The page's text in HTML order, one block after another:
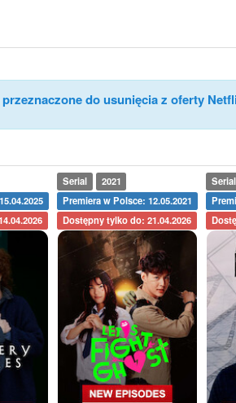
do usunięcia z oferty
Serial
2021
Premiera w Polsce: 12.05.2021
Dostępny tylko do: 21.04.2026
Serial